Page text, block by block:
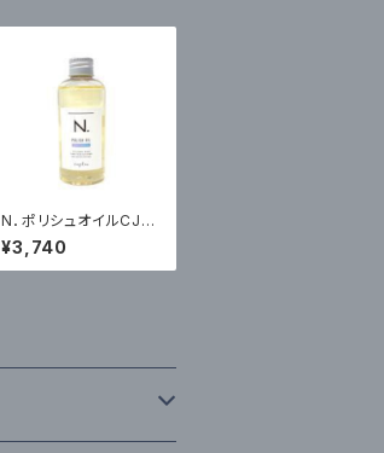
N．ポリシュオイルCJ
（シトラスジャスミンの
香り） 150ml ￥3740
（税込）
¥3,740